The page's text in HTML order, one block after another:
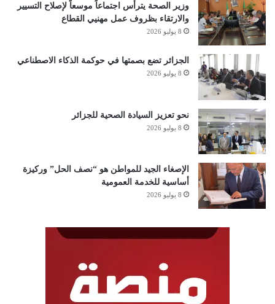
ثالثًا: قطاع البيئة
عقب عرض وزيرة البيئة لاستراتيجية القطاع الهادفة إلى توفير اطار
معيشي نوعي للمواطن كأولوية قصوى، أمر الرئيس بِـ:
– الاهتمام أكثر بالمحيط البيئي والعمل بالتنسيق مع المجتمع المدني
وتشجيعه لاستعادة الصورة الجمالية لمدننا.
– تنسيق سياسات الحفاظ على البيئة مع مختلف البرامج الدولية
وإبراز الدور الجزائري في مكافحة الانبعاثات الغازية والالتزام
بالاتفاقيات الدولية.
وزير الصحة يترأس اجتماعاً موسعاً لإصلاح التسيير
والارتقاء بظروف عمل مهنيي القطاع
8 يوليو 2026
الجزائر تضع بصمتها في حوكمة الذكاء الاصطناعي
8 يوليو 2026
نحو تعزيز السيادة الصحية للجزائر
8 يوليو 2026
الإصغاء الجيد للمواطن هو “نصف الحل” وركيزة
أساسية للخدمة العمومية
8 يوليو 2026